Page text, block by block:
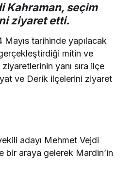
Kahraman, seçim
ziyaret etti.
Mayıs tarihinde yapılacak
mitin ve
yanı sıra ilçe
ve Derik ilçelerini ziyaret
adayı Mehmet Vejdi
bir araya gelerek Mardin’in